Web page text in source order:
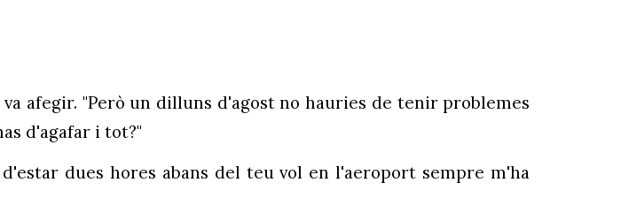
afegir. "Però un dilluns d'agost no hauries de tenir problemes
d'agafar i tot?"
dues hores abans del teu vol en l'aeroport sempre m'ha